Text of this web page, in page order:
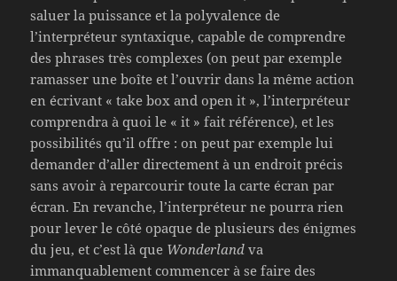
saluer la puissance et la polyvalence de
l’interpréteur syntaxique, capable de comprendre
des phrases très complexes (on peut par exemple
ramasser une boîte et l’ouvrir dans la même action
en écrivant « take box and open it », l’interpréteur
comprendra à quoi le « it » fait référence), et les
possibilités qu’il offre : on peut par exemple lui
demander d’aller directement à un endroit précis
sans avoir à reparcourir toute la carte écran par
écran. En revanche, l’interpréteur ne pourra rien
pour lever le côté opaque de plusieurs des énigmes
du jeu, et c’est là que Wonderland va
immanquablement commencer à se faire des